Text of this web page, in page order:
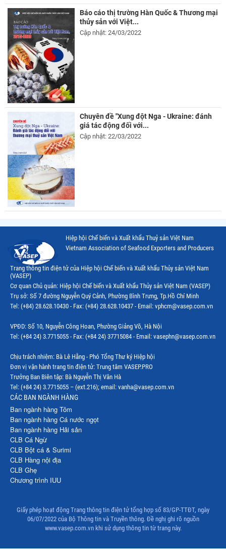
Báo cáo thị trường Hàn Quốc & Thương mại
thủy sản với Việt...
Cập nhật: 24/03/2022
Chuyên đề "Xung đột Nga - Ukraine: đánh
giá tác động đối với...
Cập nhật: 22/03/2022
Hiệp hội Chế biến và Xuất khẩu Thuỷ sản Việt Nam
Vietnam Association of Seafood Exporters and Producers
Trang thông tin điện tử của Hiệp hội Chế biến và Xuất khẩu Thủy sản Việt Nam
(VASEP)
Cơ quan Chủ quản: Hiệp hội Chế biến và Xuất khẩu Thủy sản Việt Nam (VASEP)
Trụ sở: Số 7 đường Nguyễn Quý Cảnh, Phường Bình Trưng, Tp.Hồ Chí Minh
Tel: (+84) 28.628.10430 - Fax: (+84) 28.628.10437 - Email: vphcm@vasep.com.vn
VPĐD: Số 10, Nguyễn Công Hoan, Phường Giảng Võ, Hà Nội
Tel: (+84 24) 3.7715055 - Fax: (+84 24) 37715084 - Email: vasephn@vasep.com.vn
Chịu trách nhiệm: Bà Lê Hằng - Phó Tổng Thư ký Hiệp hội
Đơn vị vận hành trang tin điện tử: Trung tâm VASEP.PRO
Trưởng Ban Biên tập: Bà Nguyễn Thị Vân Hà
Tel: (+84 24) 3.7715055 – (ext.216); email: vanha@vasep.com.vn
CÁC BAN NGÀNH HÀNG
Ban ngành hàng Tôm
Ban ngành hàng Cá nước ngọt
Ban ngành hàng Hải sản
CLB Cá Ngừ
CLB Bột cá & Surimi
CLB Hàng nội địa
CLB Ghẹ
Chương trình IUU
Giấy phép hoạt động Trang thông tin điện tử tổng hợp số 83/GP-TTĐT, ngày
06/07/2022 của Bộ Thông tin và Truyền thông. Đề nghị ghi rõ nguồn
www.vasep.com.vn khi sử dụng thông tin từ trang này.